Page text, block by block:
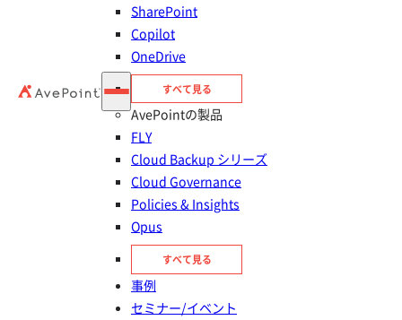
SharePoint
Copilot
OneDrive
すべて見る
AvePointの製品
FLY
Cloud Backup シリーズ
Cloud Governance
Policies & Insights
Opus
すべて見る
事例
セミナー/イベント